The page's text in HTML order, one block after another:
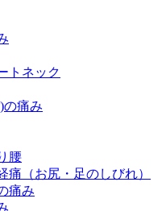
トネック
の痛み
腰
痛（お尻・足のしびれ）
痛み